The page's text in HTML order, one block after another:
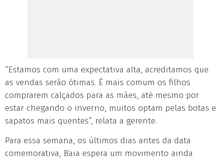
“Estamos com uma expectativa alta, acreditamos que
as vendas serão ótimas. É mais comum os filhos
comprarem calçados para as mães, até mesmo por
estar chegando o inverno, muitos optam pelas botas e
sapatos mais quentes”, relata a gerente.
Para essa semana, os últimos dias antes da data
comemorativa, Baia espera um movimento ainda